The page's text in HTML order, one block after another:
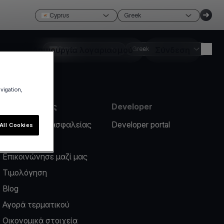
Cyprus Greek
Δημιουργία λογαριασμού
Cyprus Greek
Πληροφορίες
Περιστατικό ασφαλείας
Επικοινώνησε μαζί μας
Τιμολόγηση
Blog
Αγορά τερματικού
Οικονομικά στοιχεία
Developer
Developer portal
Cookies